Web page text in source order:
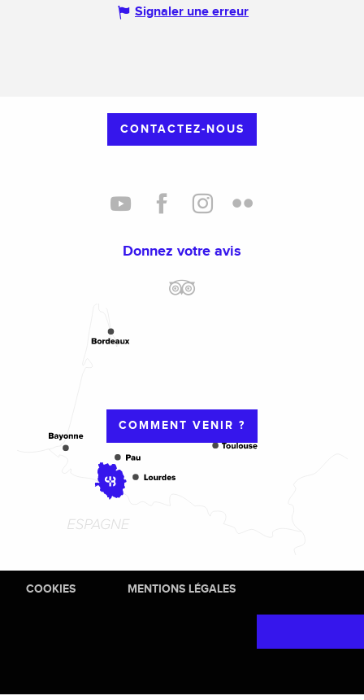
Signaler une erreur
CONTACTEZ-NOUS
Donnez votre avis
COMMENT VENIR ?
COOKIES MENTIONS LÉGALES